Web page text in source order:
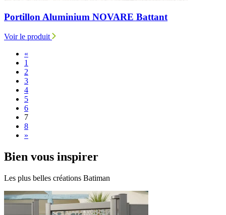
Portillon Aluminium NOVARE Battant
Voir le produit
«
1
2
3
4
5
6
7
8
»
Bien vous inspirer
Les plus belles créations Batiman